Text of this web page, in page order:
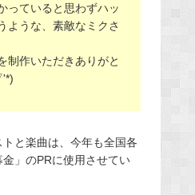
っていると思わずハッ
ような、素敵なミクさ
制作いただきありがと
と楽曲は、今年も全国各
」のPRに使用させてい